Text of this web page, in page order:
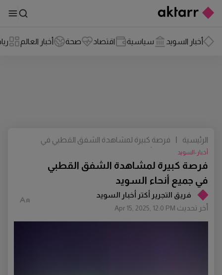
أخبار السويد سياسية اقتصاد صحة أخبار العالم
فريق التجرير أكتر أخبار السويد
أخر تحديث Apr 15, 2025, 12:0 PM
فرصة كبيرة لمشاهدة الشفق القطبي
في جميع أنحاء السويد
أخبار-السويد
الرئيسية
فرصة كبيرة لمشاهدة الشفق القطبي في